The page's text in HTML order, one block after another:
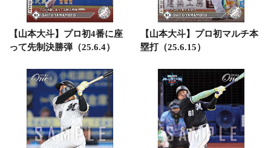
【山本大斗】プロ初4番に座
って先制決勝弾（25.6.4）
【山本大斗】プロ初マルチ本
塁打（25.6.15）